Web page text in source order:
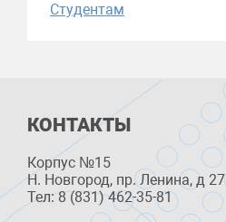
Студентам
КОНТАКТЫ
Корпус №15
Н. Новгород, пр. Ленина, д 27
Тел: 8 (831) 462-35-81